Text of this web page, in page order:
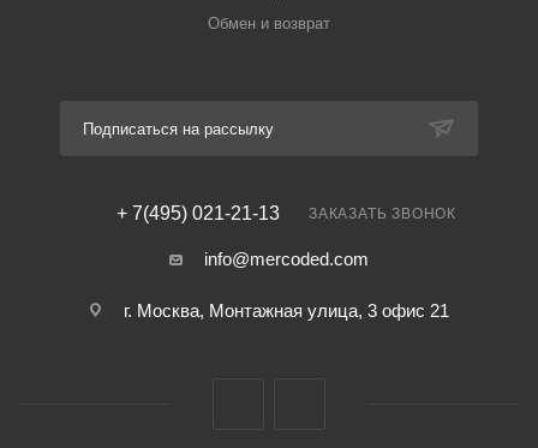
Обмен и возврат
Подписаться на рассылку
+ 7(495) 021-21-13 ЗАКАЗАТЬ ЗВОНОК
info@mercoded.com
г. Москва, Монтажная улица, 3 офис 21